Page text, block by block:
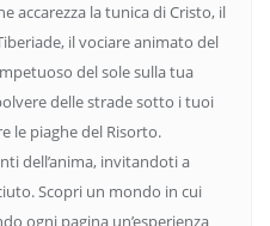
accarezza la tunica di Cristo, il
il vociare animato del
del sole sulla tua
delle strade sotto i tuoi
le piaghe del Risorto.
dell’anima, invitandoti a
Scopri un mondo in cui
ogni pagina un’esperienza